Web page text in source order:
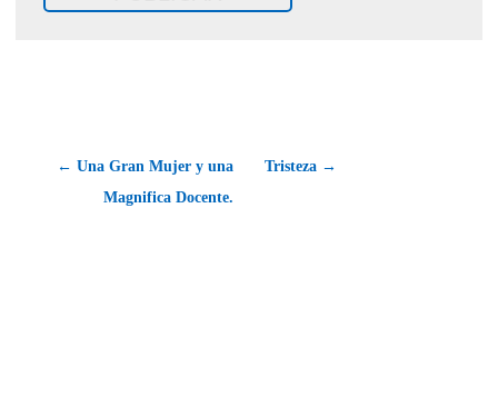
← Una Gran Mujer y una
Magnifica Docente.
Tristeza →